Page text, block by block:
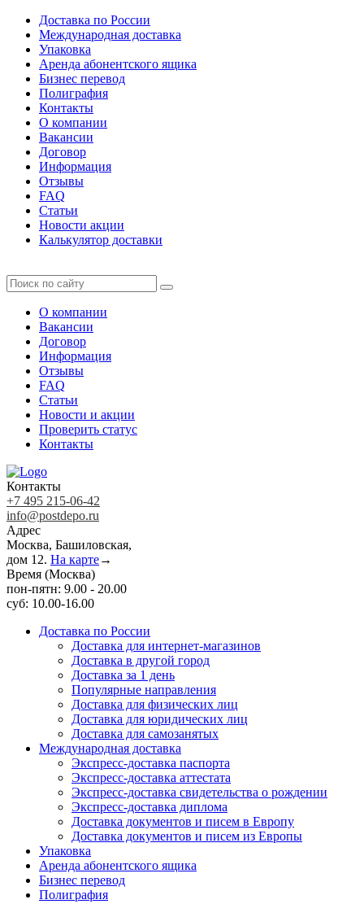
Доставка по России
Международная доставка
Упаковка
Аренда абонентского ящика
Бизнес перевод
Полиграфия
Контакты
О компании
Вакансии
Договор
Информация
Отзывы
FAQ
Статьи
Новости акции
Калькулятор доставки
О компании
Вакансии
Договор
Информация
Отзывы
FAQ
Статьи
Новости и акции
Проверить статус
Контакты
Контакты
+7 495 215-06-42
info@postdepo.ru
Адрес
Москва, Башиловская,
дом 12. На карте→
Время (Москва)
пон-пятн: 9.00 - 20.00
суб: 10.00-16.00
Доставка по России
Доставка для интернет-магазинов
Доставка в другой город
Доставка за 1 день
Популярные направления
Доставка для физических лиц
Доставка для юридических лиц
Доставка для самозанятых
Международная доставка
Экспресс-доставка паспорта
Экспресс-доставка аттестата
Экспресс-доставка свидетельства о рождении
Экспресс-доставка диплома
Доставка документов и писем в Европу
Доставка документов и писем из Европы
Упаковка
Аренда абонентского ящика
Бизнес перевод
Полиграфия